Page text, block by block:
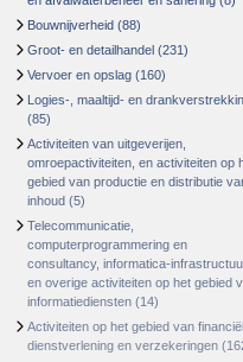
Bouwnijverheid (88)
Groot- en detailhandel (231)
Vervoer en opslag (160)
Logies-, maaltijd- en
(85)
Activiteiten van uitgeverijen,
omroepactiviteiten, en activiteiten op
gebied van productie en distributie
inhoud (5)
Telecommunicatie,
computerprogrammering en
consultancy, informatica-
en overige activiteiten op het gebied
informatiediensten (14)
Activiteiten op het gebied van
dienstverlening en verzekeringen